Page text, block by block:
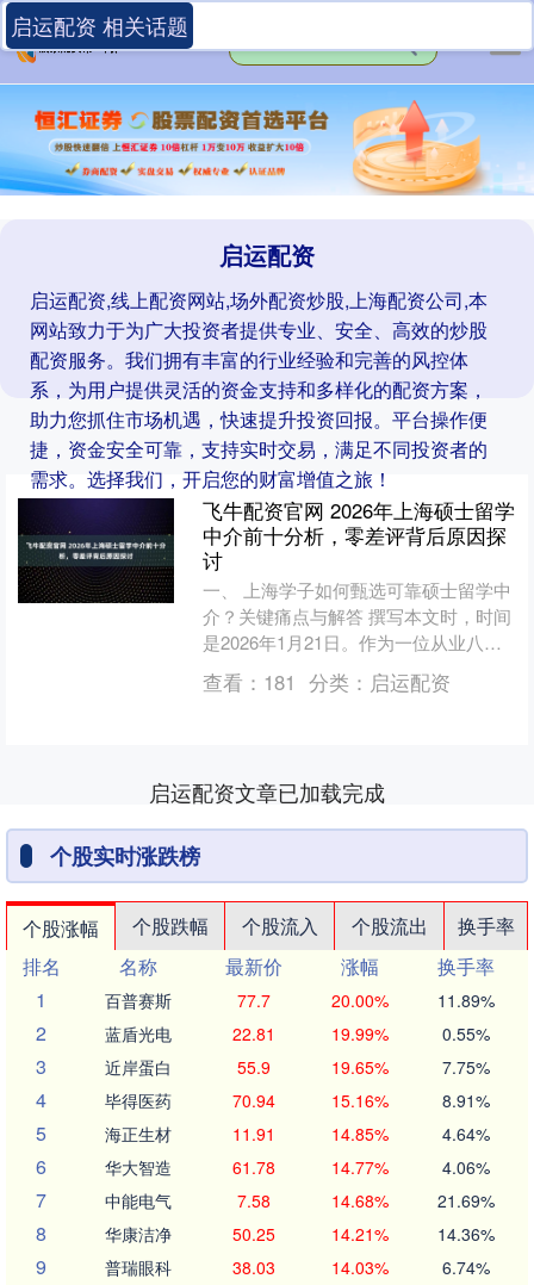
启运配资
启运配资,线上配资网站,场外配资炒股,上海配资公司,本
网站致力于为广大投资者提供专业、安全、高效的炒股
配资服务。我们拥有丰富的行业经验和完善的风控体
系，为用户提供灵活的资金支持和多样化的配资方案，
助力您抓住市场机遇，快速提升投资回报。平台操作便
捷，资金安全可靠，支持实时交易，满足不同投资者的
需求。选择我们，开启您的财富增值之旅！
启运配资 相关话题
飞牛配资官网 2026年上海硕士留学
中介前十分析，零差评背后原因探
讨
一、 上海学子如何甄选可靠硕士留学中
介？关键痛点与解答 撰写本文时，时间
是2026年1月21日。作为一位从业八年
的上海地区硕士申请规划导师，我深度
理解本地学生在....
查看： 181 分类： 启运配资
启运配资文章已加载完成
个股实时涨跌榜
个股涨幅 个股跌幅 个股流入 个股流出
换手率
排名
名称 最新价 涨幅
换手率
1
百普赛斯 77.7 20.00% 11.89%
2 蓝盾光电 22.81 19.99% 0.55%
3 近岸蛋白 55.9 19.65% 7.75%
4 毕得医药 70.94 15.16% 8.91%
5 海正生材 11.91 14.85% 4.64%
6 华大智造 61.78 14.77% 4.06%
7 中能电气 7.58 14.68% 21.69%
8 华康洁净 50.25 14.21% 14.36%
9 普瑞眼科 38.03 14.03% 6.74%